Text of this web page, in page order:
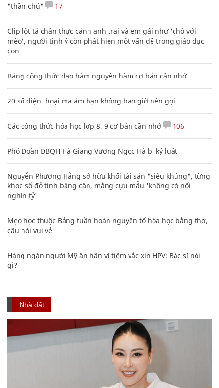
"thần chú"
17
Clip lột tả chân thực cảnh anh trai và em gái như 'chó với
mèo', người tinh ý còn phát hiện một vấn đề trong giáo dục
con
Bảng công thức đạo hàm nguyên hàm cơ bản cần nhớ
20 số điện thoại ma ám bạn không bao giờ nên gọi
Các công thức hóa học lớp 8, 9 cơ bản cần nhớ 106
Phó Đoàn ĐBQH Hà Giang Vương Ngọc Hà bị kỷ luật
Nguyễn Phương Hằng sở hữu khối tài sản "siêu khủng", từng
khoe sổ đỏ tính bằng cân, mắng cựu mẫu 'không có nổi
nghìn tỷ'
Mẹo học thuộc Bảng tuần hoàn nguyên tố hóa học bằng thơ,
câu nói vui vẻ
Hàng ngàn người Mỹ ân hận vì tiêm vắc xin HPV: Bác sĩ nói
gì?
Nhà đất